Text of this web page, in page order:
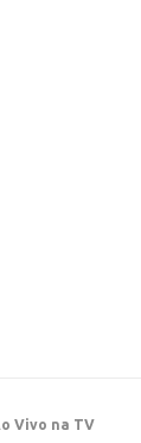
Vivo na TV